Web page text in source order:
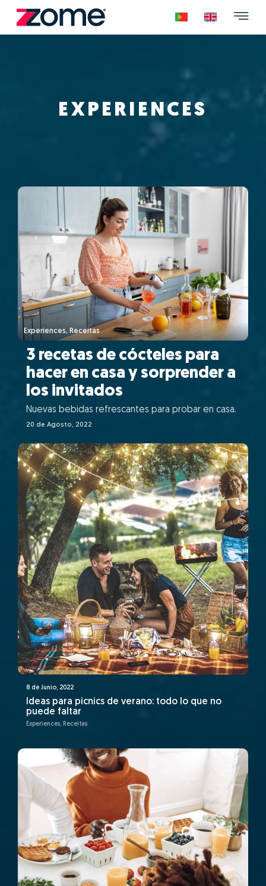
EXPERIENCES
8 de Junio, 2022
Ideas para picnics de verano: todo lo que no
puede faltar
Experiences, Receitas
Experiences, Receitas
3 recetas de cócteles para
hacer en casa y sorprender a
los invitados
Nuevas bebidas refrescantes para probar en casa.
20 de Agosto, 2022